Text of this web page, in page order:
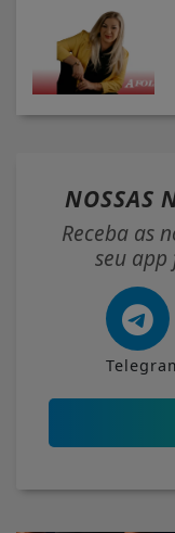
NOSSAS
Receba as
seu app